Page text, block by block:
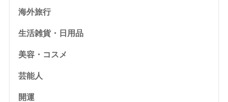
海外旅行
生活雑貨・日用品
美容・コスメ
芸能人
開運